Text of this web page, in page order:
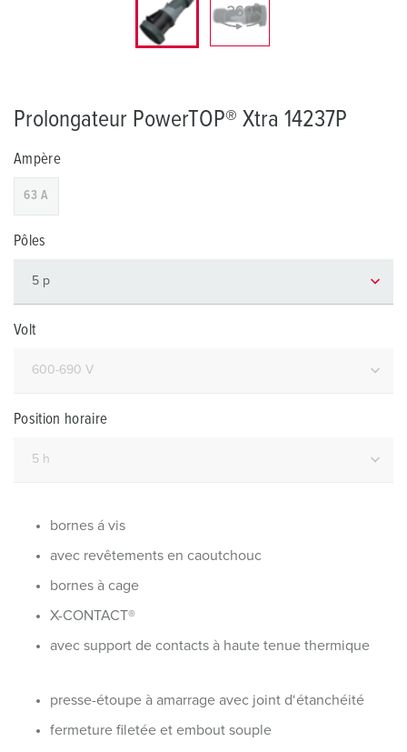
Prolongateur PowerTOP® Xtra 14237P
Ampère
63 A
Pôles
Volt
Position horaire
bornes á vis
avec revêtements en caoutchouc
bornes à cage
X-CONTACT®
avec support de contacts à haute tenue thermique
presse-étoupe à amarrage avec joint d‘étanchéité
fermeture filetée et embout souple